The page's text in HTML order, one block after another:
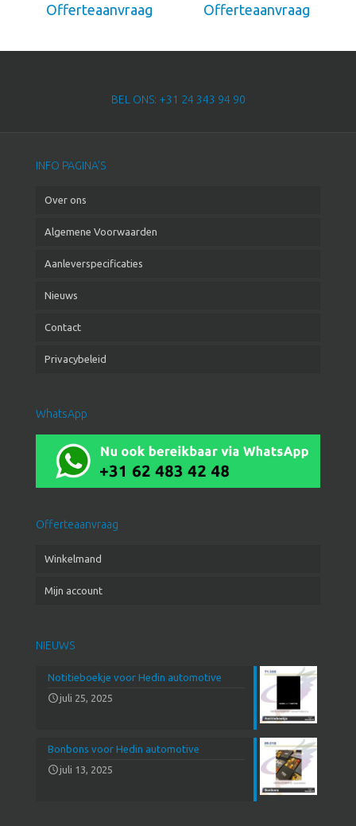
Offerteaanvraag Offerteaanvraag
BEL ONS: +31 24 343 94 90
INFO PAGINA’S
Over ons
Algemene Voorwaarden
Aanleverspecificaties
Nieuws
Contact
Privacybeleid
WhatsApp
Offerteaanvraag
Winkelmand
Mijn account
NIEUWS
Notitieboekje voor Hedin automotive
juli 25, 2025
Bonbons voor Hedin automotive
juli 13, 2025